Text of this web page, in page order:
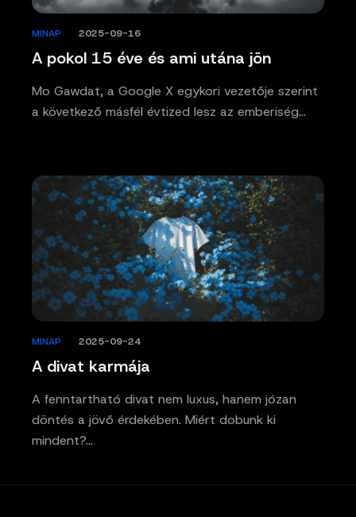
A pokol 15 éve és ami utána jön
MINAP 2025-09-16
Mo Gawdat, a Google X egykori vezetője szerint
a következő másfél évtized lesz az emberiség…
A divat karmája
MINAP 2025-09-24
A fenntartható divat nem luxus, hanem józan
döntés a jövő érdekében. Miért dobunk ki
mindent?…